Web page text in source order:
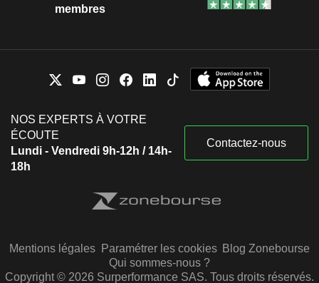
membres
NOS EXPERTS À VOTRE
ÉCOUTE
Lundi - Vendredi 9h-12h / 14h-
18h
Contactez-nous
Mentions légales Paramétrer les cookies Blog Zonebourse
Qui sommes-nous ?
Copyright © 2026 Surperformance SAS. Tous droits réservés.